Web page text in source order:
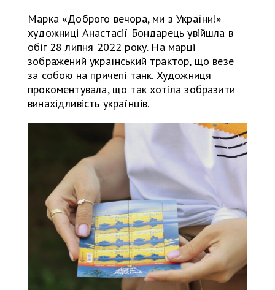
Марка «Доброго вечора, ми з України!»
художниці Анастасії Бондарець увійшла в
обіг 28 липня 2022 року. На марці
зображений український трактор, що везе
за собою на причепі танк. Художниця
прокоментувала, що так хотіла зобразити
винахідливість українців.